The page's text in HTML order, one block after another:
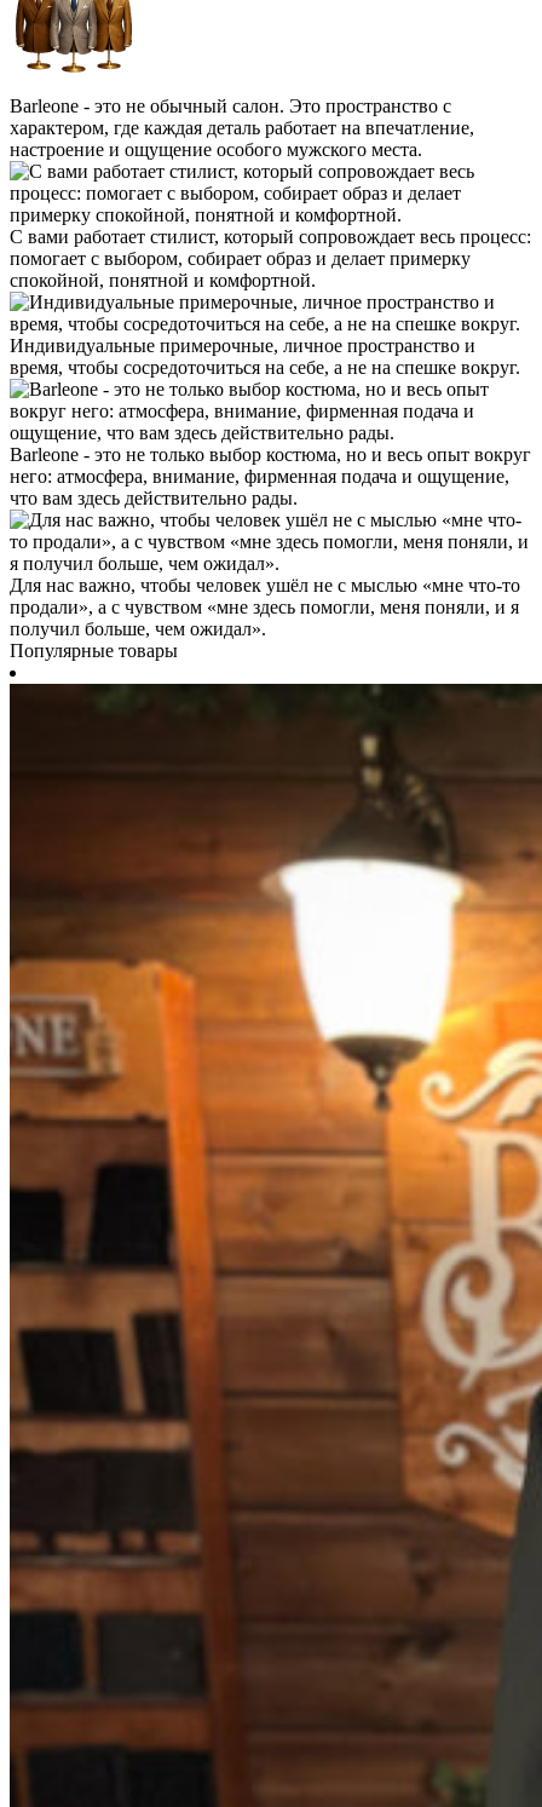
Barleone - это не обычный салон. Это пространство с
характером, где каждая деталь работает на впечатление,
настроение и ощущение особого мужского места.
С вами работает стилист, который сопровождает весь процесс:
помогает с выбором, собирает образ и делает примерку
спокойной, понятной и комфортной.
Индивидуальные примерочные, личное пространство и
время, чтобы сосредоточиться на себе, а не на спешке вокруг.
Barleone - это не только выбор костюма, но и весь опыт вокруг
него: атмосфера, внимание, фирменная подача и ощущение,
что вам здесь действительно рады.
Для нас важно, чтобы человек ушёл не с мыслью «мне что-то
продали», а с чувством «мне здесь помогли, меня поняли, и я
получил больше, чем ожидал».
Популярные товары